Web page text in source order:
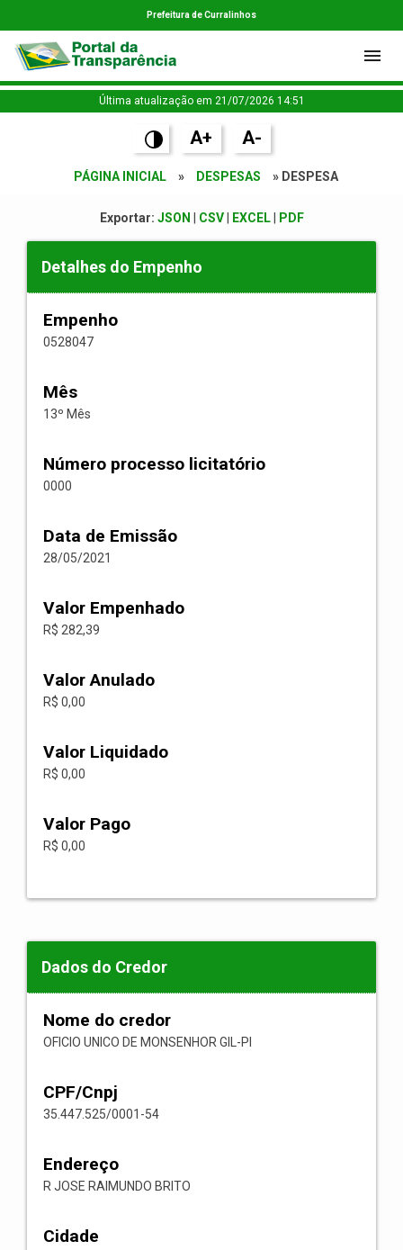
Prefeitura de Curralinhos
Última atualização em 21/07/2026 14:51
A+ A-
PÁGINA INICIAL » DESPESAS » DESPESA
Exportar: JSON CSV| EXCEL| PDF
Detalhes do Empenho
Empenho
0528047
Mês
13º Mês
Número processo licitatório
0000
Data de Emissão
28/05/2021
Valor Empenhado
R$ 282,39
Valor Anulado
R$ 0,00
Valor Liquidado
R$ 0,00
Valor Pago
R$ 0,00
Dados do Credor
Nome do credor
OFICIO UNICO DE MONSENHOR GIL-PI
CPF/Cnpj
35.447.525/0001-54
Endereço
R JOSE RAIMUNDO BRITO
Cidade